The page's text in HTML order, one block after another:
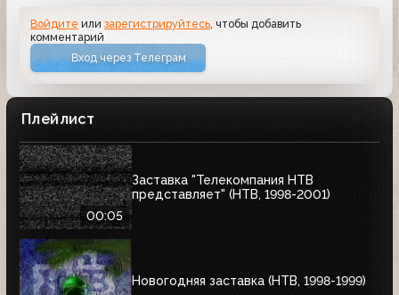
Войдите илизарегистрируйтесь, чтобы добавить
комментарий
Вход через Телеграм
Плейлист
00:05
Заставка "Телекомпания НТВ
представляет" (НТВ, 1998-2001)
Новогодняя заставка (НТВ, 1998-1999)